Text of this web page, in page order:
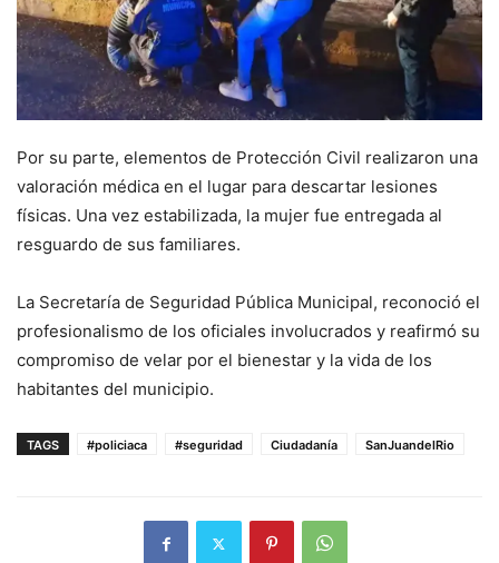
Por su parte, elementos de Protección Civil realizaron una
valoración médica en el lugar para descartar lesiones
físicas. Una vez estabilizada, la mujer fue entregada al
resguardo de sus familiares.
La Secretaría de Seguridad Pública Municipal, reconoció el
profesionalismo de los oficiales involucrados y reafirmó su
compromiso de velar por el bienestar y la vida de los
habitantes del municipio.
TAGS #policiaca #seguridad Ciudadanía SanJuandelRio